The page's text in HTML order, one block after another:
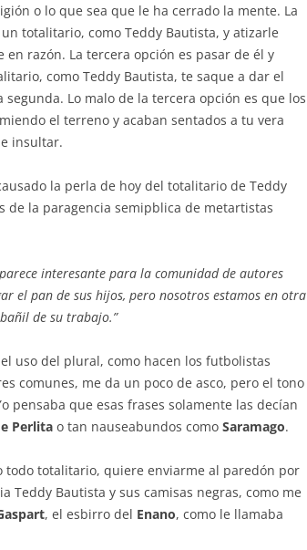
o lo que sea que le ha cerrado la mente. La
totalitario, como Teddy Bautista, y atizarle
razón. La tercera opción es pasar de él y
como Teddy Bautista, te saque a dar el
Lo malo de la tercera opción es que los
el terreno y acaban sentados a tu vera
insultar.
la perla de hoy del totalitario de Teddy
de la paragencia semipblica de metartistas
interesante para la comunidad de autores
el pan de sus hijos, pero nosotros estamos en otra
de su trabajo.”
uso del plural, como hacen los futbolistas
comunes, me da un poco de asco, pero el tono
pensaba que esas frases solamente las decían
Perlita o tan nauseabundos como Saramago.
totalitario, quiere enviarme al paredón por
Teddy Bautista y sus camisas negras, como me
, el esbirro del Enano, como le llamaba